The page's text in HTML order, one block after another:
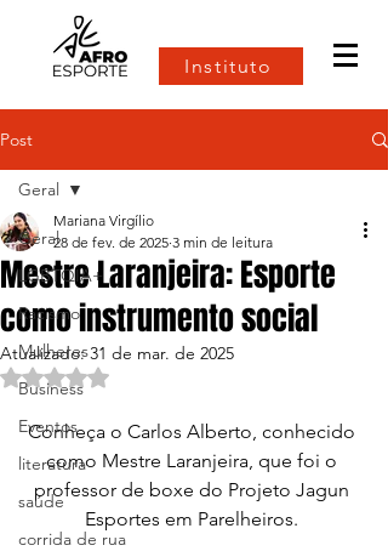
Instituto
Post
Geral
LGBTQIA+
Racismo
Mulheres
Business
Eventos
literatura
saúde
corrida de rua
Geral
Mestre Laranjeira: Esporte
como instrumento social
Mariana Virgílio
28 de fev. de 2025 3 min de leitura
Atualizado:31 de mar. de 2025
Avaliado com NaN de 5 estrelas.
Conheça o Carlos Alberto, conhecido
como Mestre Laranjeira, que foi o
professor de boxe do Projeto Jagun
Esportes em Parelheiros.